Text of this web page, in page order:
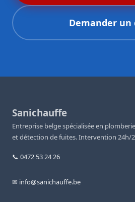
Demander un
Sanichauffe
Entreprise belge spécialisée en
et détection de fuites. Intervention 24h/
📞 0472 53 24 26
✉ info@sanichauffe.be